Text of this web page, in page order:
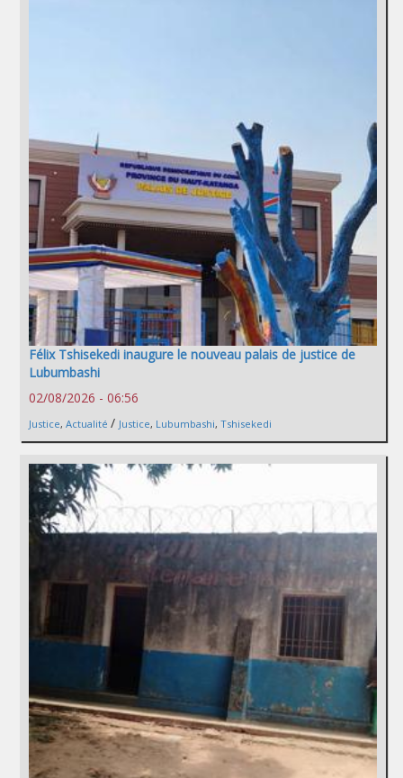
Félix Tshisekedi inaugure le nouveau palais de justice de
Lubumbashi
02/08/2026 - 06:56
Justice, Actualité / Justice, Lubumbashi, Tshisekedi